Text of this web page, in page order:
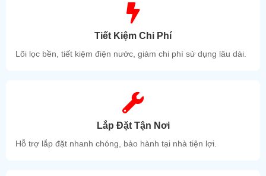
Tiết Kiệm Chi Phí
Lõi lọc bền, tiết kiệm điện nước, giảm chi phí sử dụng lâu dài.
Lắp Đặt Tận Nơi
Hỗ trợ lắp đặt nhanh chóng, bảo hành tại nhà tiện lợi.